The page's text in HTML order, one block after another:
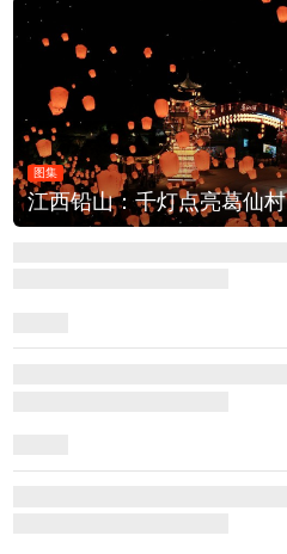
图集
江西铅山：千灯点亮葛仙村